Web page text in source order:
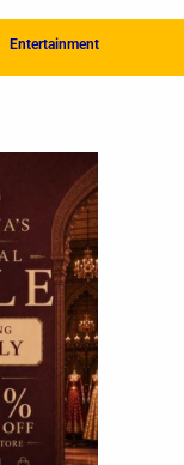
Entertainment